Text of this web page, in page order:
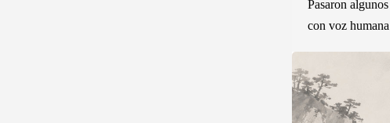
Pasaron
con voz